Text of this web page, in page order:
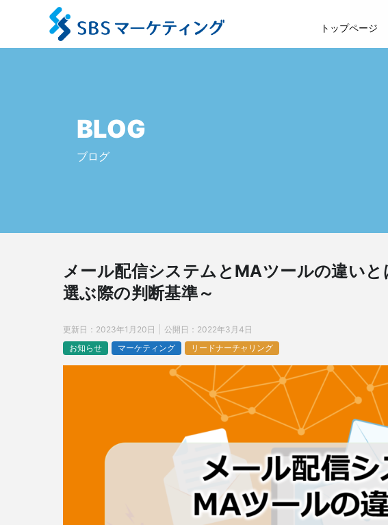
トップページ
BLOG
ブログ
メール配信システムとMAツールの違い
選ぶ際の判断基準～
更新日： 2023年1月20日 公開日： 2022年3月4日
お知らせ
マーケティング リードナーチャリング